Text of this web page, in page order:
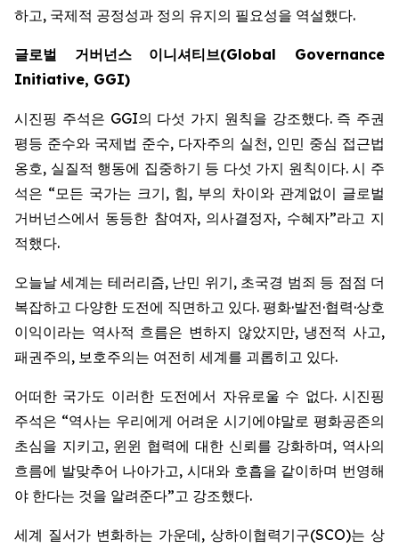
하고, 국제적 공정성과 정의 유지의 필요성을 역설했다.
글로벌 거버넌스 이니셔티브(Global Governance
Initiative, GGI)
시진핑 주석은 GGI의 다섯 가지 원칙을 강조했다. 즉 주권
평등 준수와 국제법 준수, 다자주의 실천, 인민 중심 접근법
옹호, 실질적 행동에 집중하기 등 다섯 가지 원칙이다. 시 주
석은 “모든 국가는 크기, 힘, 부의 차이와 관계없이 글로벌
거버넌스에서 동등한 참여자, 의사결정자, 수혜자”라고 지
적했다.
오늘날 세계는 테러리즘, 난민 위기, 초국경 범죄 등 점점 더
복잡하고 다양한 도전에 직면하고 있다. 평화·발전·협력·상호
이익이라는 역사적 흐름은 변하지 않았지만, 냉전적 사고,
패권주의, 보호주의는 여전히 세계를 괴롭히고 있다.
어떠한 국가도 이러한 도전에서 자유로울 수 없다. 시진핑
주석은 “역사는 우리에게 어려운 시기에야말로 평화공존의
초심을 지키고, 윈윈 협력에 대한 신뢰를 강화하며, 역사의
흐름에 발맞추어 나아가고, 시대와 호흡을 같이하며 번영해
야 한다는 것을 알려준다”고 강조했다.
세계 질서가 변화하는 가운데, 상하이협력기구(SCO)는 상